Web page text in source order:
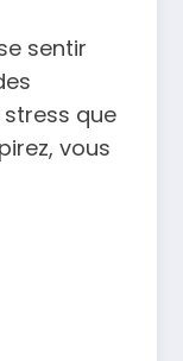
sentir
que
vous